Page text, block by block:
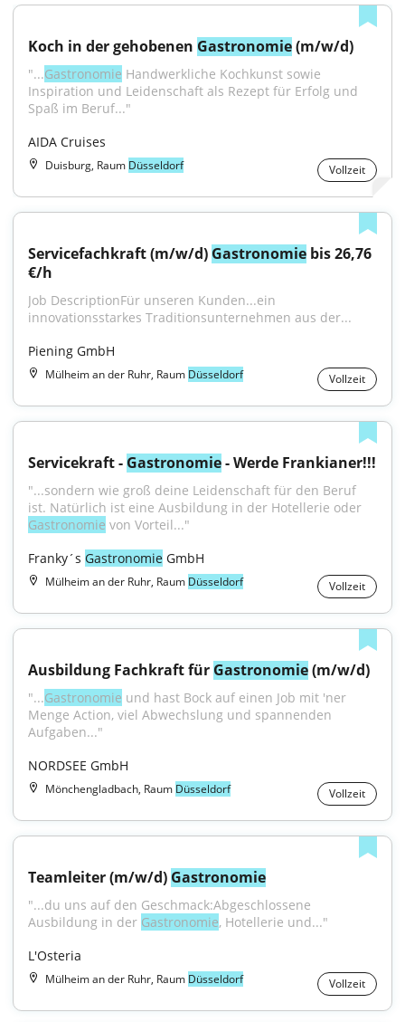
Koch in der gehobenen Gastronomie (m/w/d)
"...Gastronomie Handwerkliche Kochkunst sowie
Inspiration und Leidenschaft als Rezept für Erfolg und
Spaß im Beruf..."
AIDA Cruises
Duisburg, Raum Düsseldorf Vollzeit
Servicefachkraft (m/w/d) Gastronomie bis 26,76
€/h
Job DescriptionFür unseren Kunden...ein
innovationsstarkes Traditionsunternehmen aus der...
Piening GmbH
Mülheim an der Ruhr, Raum Düsseldorf Vollzeit
Servicekraft - Gastronomie - Werde Frankianer!!!
"...sondern wie groß deine Leidenschaft für den Beruf
Gastronomie von Vorteil..."
Franky´s Gastronomie GmbH
Mülheim an der Ruhr, Raum Düsseldorf Vollzeit
Ausbildung Fachkraft für Gastronomie (m/w/d)
"...Gastronomie und hast Bock auf einen Job mit 'ner
Menge Action, viel Abwechslung und spannenden
Aufgaben..."
NORDSEE GmbH
Mönchengladbach, Raum Düsseldorf Vollzeit
Teamleiter (m/w/d) Gastronomie
"...du uns auf den Geschmack:Abgeschlossene
Ausbildung in der Gastronomie, Hotellerie und..."
L'Osteria
Mülheim an der Ruhr, Raum Düsseldorf Vollzeit